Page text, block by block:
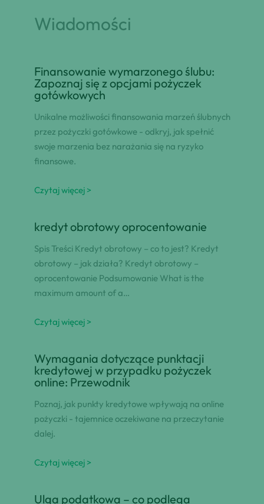
Wiadomości
Finansowanie wymarzonego ślubu:
Zapoznaj się z opcjami pożyczek
gotówkowych
Unikalne możliwości finansowania marzeń ślubnych
przez pożyczki gotówkowe - odkryj, jak spełnić
swoje marzenia bez narażania się na ryzyko
finansowe.
Czytaj więcej >
kredyt obrotowy oprocentowanie
Spis Treści Kredyt obrotowy – co to jest? Kredyt
obrotowy – jak działa? Kredyt obrotowy –
oprocentowanie Podsumowanie What is the
maximum amount of a…
Czytaj więcej >
Wymagania dotyczące punktacji
kredytowej w przypadku pożyczek
online: Przewodnik
Poznaj, jak punkty kredytowe wpływają na online
pożyczki - tajemnice oczekiwane na przeczytanie
dalej.
Czytaj więcej >
Ulga podatkowa – co podlega